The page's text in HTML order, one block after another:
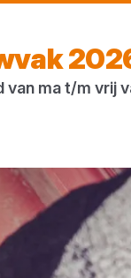
ma t/m vrij